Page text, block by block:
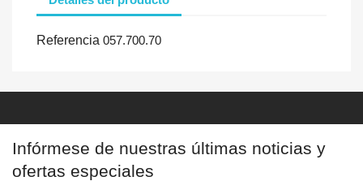
Referencia 057.700.70
Infórmese de nuestras últimas noticias y
ofertas especiales